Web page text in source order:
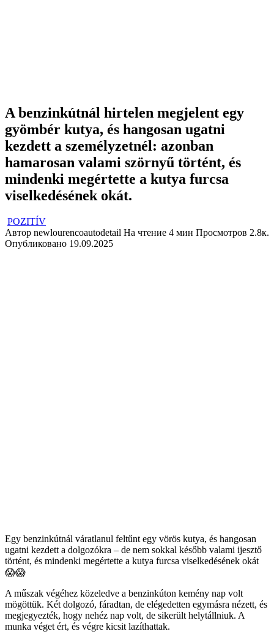
A benzinkútnál hirtelen megjelent egy
gyömbér kutya, és hangosan ugatni
kezdett a személyzetnél: azonban
hamarosan valami szörnyű történt, és
mindenki megértette a kutya furcsa
viselkedésének okát.
POZITÍV
Автор newlourencoautodetail На чтение 4 мин Просмотров 2.8к.
Опубликовано 19.09.2025
Egy benzinkútnál váratlanul feltűnt egy vörös kutya, és hangosan
ugatni kezdett a dolgozókra – de nem sokkal később valami ijesztő
történt, és mindenki megértette a kutya furcsa viselkedésének okát
😱😱
A műszak végéhez közeledve a benzinkúton kemény nap volt
mögöttük. Két dolgozó, fáradtan, de elégedetten egymásra nézett, és
megjegyezték, hogy nehéz nap volt, de sikerült helytállniuk. A
munka véget ért, és végre kicsit lazíthattak.